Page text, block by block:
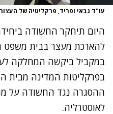
עו"ד גבאי ופריד, פרקליטיה של
היום תיחקר החשודה
להארכת מעצר בבית משפט
במקביל ביקשה המחלקה
בפרקליטות המדינה
ההסגרה נגד החשודה על
לאוסטרליה.